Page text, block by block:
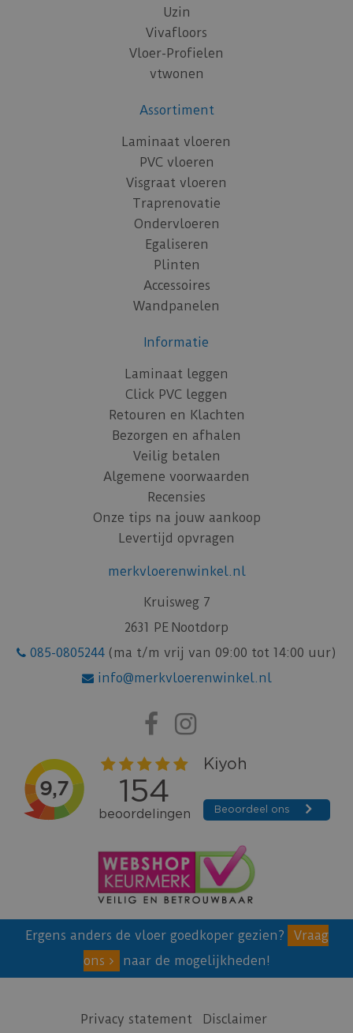
Uzin
Vivafloors
Vloer-Profielen
vtwonen
Assortiment
Laminaat vloeren
PVC vloeren
Visgraat vloeren
Traprenovatie
Ondervloeren
Egaliseren
Plinten
Accessoires
Wandpanelen
Informatie
Laminaat leggen
Click PVC leggen
Retouren en Klachten
Bezorgen en afhalen
Veilig betalen
Algemene voorwaarden
Recensies
Onze tips na jouw aankoop
Levertijd opvragen
merkvloerenwinkel.nl
Kruisweg 7
2631 PE Nootdorp
085-0805244 (ma t/m vrij van 09:00 tot 14:00 uur)
info@merkvloerenwinkel.nl
Ergens anders de vloer goedkoper gezien?
Vraag
ons
naar de mogelijkheden!
Privacy statement
Disclaimer